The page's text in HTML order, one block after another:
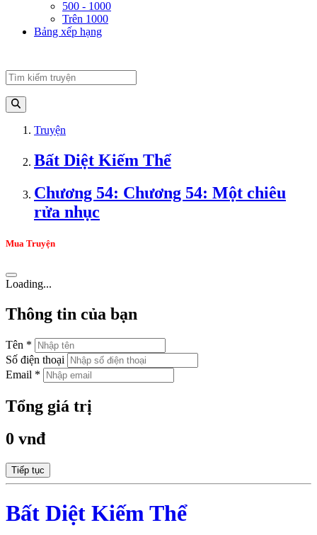
500 - 1000
Trên 1000
Bảng xếp hạng
Truyện
Bất Diệt Kiếm Thể
Chương 54: Chương 54: Một chiêu
rửa nhục
Mua Truyện
Loading...
Thông tin của bạn
Tên *
Số điện thoại
Email *
Tổng giá trị
0 vnđ
Tiếp tục
Bất Diệt Kiếm Thể